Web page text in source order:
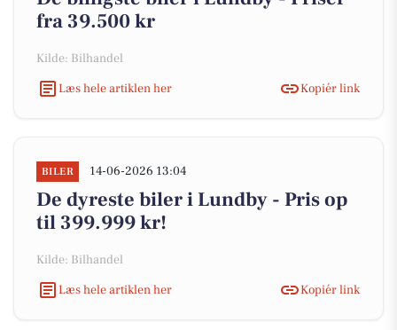
fra 39.500 kr
Kilde: Bilhandel
Læs hele artiklen her
Kopiér link
BILER 14-06-2026 13:04
De dyreste biler i Lundby - Pris op
til 399.999 kr!
Kilde: Bilhandel
Læs hele artiklen her
Kopiér link